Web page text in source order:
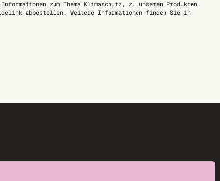
zum Thema Klimaschutz, zu unseren Produkten,
abbestellen. Weitere Informationen finden Sie in